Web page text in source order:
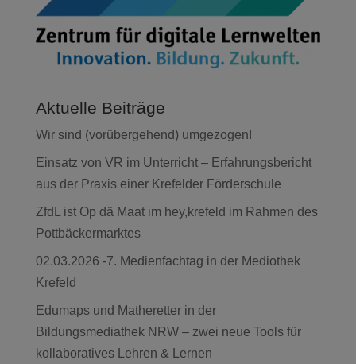
Aktuelle Beiträge
Wir sind (vorübergehend) umgezogen!
Einsatz von VR im Unterricht – Erfahrungsbericht
aus der Praxis einer Krefelder Förderschule
ZfdL ist Op dä Maat im hey,krefeld im Rahmen des
Pottbäckermarktes
02.03.2026 -7. Medienfachtag in der Mediothek
Krefeld
Edumaps und Matheretter in der
Bildungsmediathek NRW – zwei neue Tools für
kollaboratives Lehren & Lernen